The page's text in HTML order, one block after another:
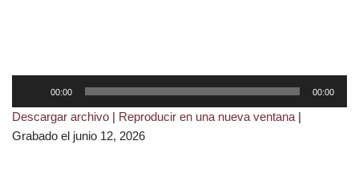
p
r
00:00 00:00
Descargar archivo | Reproducir en una nueva ventana |
Grabado el junio 12, 2026